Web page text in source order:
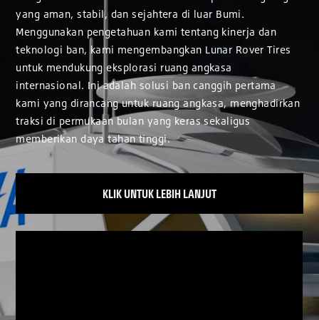
yang aman, stabil, dan sejahtera di luar Bumi.
Menggunakan pengetahuan kami tentang kinerja dan
teknologi ban, kami mengembangkan Lunar Rover Tires
untuk mendukung eksplorasi ruang angkasa
internasional. Ini adalah solusi ban canggih pertama
kami yang dirancang untuk ruang angkasa, menghadirkan
traksi di permukaan bulan yang keras sekaligus
memberikan daya tahan tinggi.
KLIK UNTUK LEBIH LANJUT